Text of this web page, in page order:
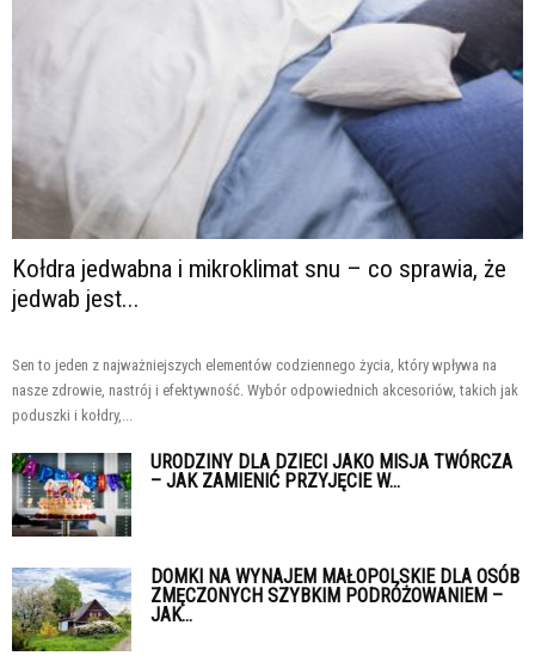
Kołdra jedwabna i mikroklimat snu – co sprawia, że
jedwab jest...
Sen to jeden z najważniejszych elementów codziennego życia, który wpływa na
nasze zdrowie, nastrój i efektywność. Wybór odpowiednich akcesoriów, takich jak
poduszki i kołdry,...
URODZINY DLA DZIECI JAKO MISJA TWÓRCZA
– JAK ZAMIENIĆ PRZYJĘCIE W...
DOMKI NA WYNAJEM MAŁOPOLSKIE DLA OSÓB
ZMĘCZONYCH SZYBKIM PODRÓŻOWANIEM –
JAK...